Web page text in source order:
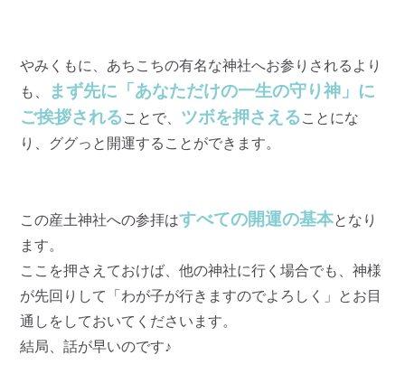
やみくもに、あちこちの有名な神社へお参りされるより
も、
まず先に「あなただけの一生の守り神」に
ご挨拶されることで、 ツボを押さえることにな
り、ググっと開運することができます。
この産土神社への参拝はすべての開運の基本となり
ます。
ここを押さえておけば、他の神社に行く場合でも、神様
が先回りして「わが子が行きますのでよろしく」とお目
通しをしておいてくださいます。
結局、話が早いのです♪